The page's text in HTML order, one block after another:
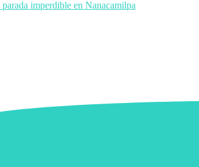
imperdible en Nanacamilpa